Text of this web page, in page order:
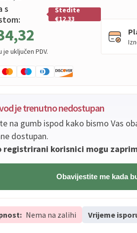
s
Štedite
€12,33
je uključen PDV.
PBZ
Erste
Erste
banke
je trenutno nedostupan
na gumb ispod kako bismo Vas
dostupan.
registrirani korisnici mogu
Obavijestite me kada
Nema na zalihi Vrijeme